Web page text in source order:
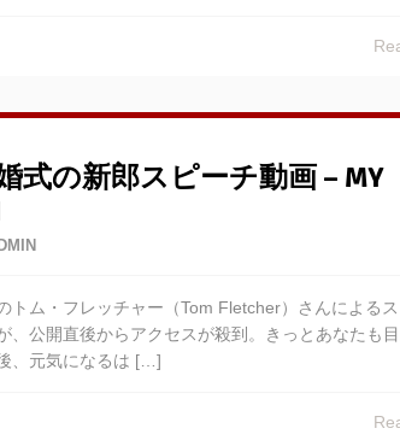
式の新郎スピーチ動画 – MY
トム・フレッチャー（Tom Fletcher）さんによる
、公開直後からアクセスが殺到。きっとあなたも
、元気になるは […]